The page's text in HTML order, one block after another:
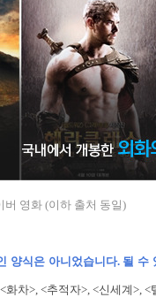
버 영화 (이하 출처 동일)
양식은 아니었습니다. 될
화차>, <추적자>, <신세계>,